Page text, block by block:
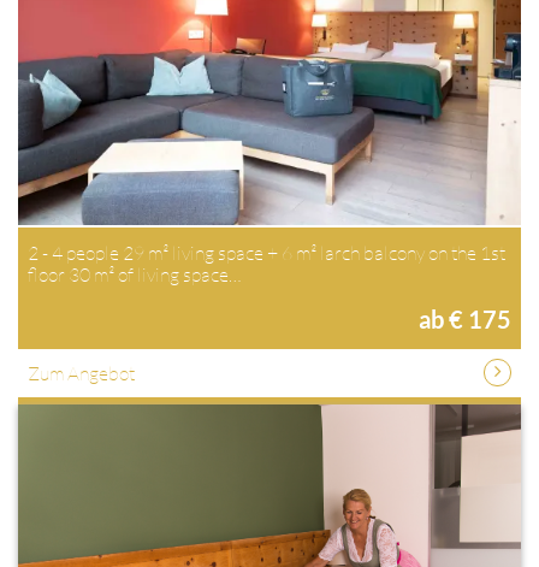
2 - 4 people 29 m² living space + 6 m² larch balcony on the 1st
floor 30 m² of living space…
ab € 175
Zum Angebot